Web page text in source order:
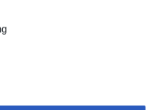
über die
anatomisch angepasste